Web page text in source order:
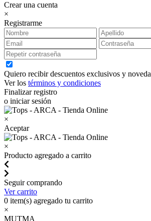
Crear una cuenta
×
Registrarme
Quiero recibir descuentos exclusivos y
Ver los términos y condiciones
Finalizar registro
o iniciar sesión
×
Aceptar
×
Producto agregado a carrito
Seguir comprando
Ver carrito
0 item(s) agregado tu carrito
×
MUTMA